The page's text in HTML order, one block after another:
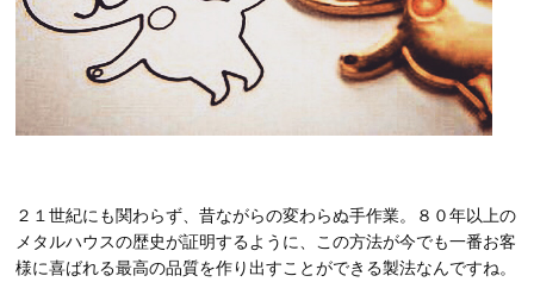
２１世紀にも関わらず、昔ながらの変わらぬ手作業。８０年以上の
メタルハウスの歴史が証明するように、この方法が今でも一番お客
様に喜ばれる最高の品質を作り出すことができる製法なんですね。